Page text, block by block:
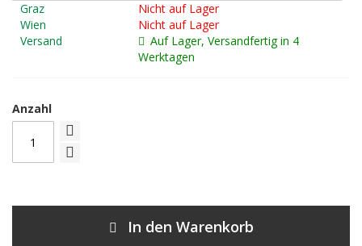
Graz
Nicht auf Lager
Wien
Nicht auf Lager
Versand
Auf Lager, Versandfertig in 4
Werktagen
Anzahl
In den Warenkorb